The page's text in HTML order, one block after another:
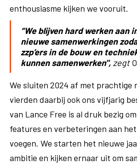
enthousiasme kijken we vooruit.
“We blijven hard werken aan
nieuwe samenwerkingen
zzp’ers in de bouw en
kunnen samenwerken", zegt
We sluiten 2024 af met prachtige
vierden daarbij ook ons vijfjarig
van Lance Free is al druk bezig
features en verbeteringen aan
voegen. We starten het nieuwe
ambitie en kijken ernaar uit om